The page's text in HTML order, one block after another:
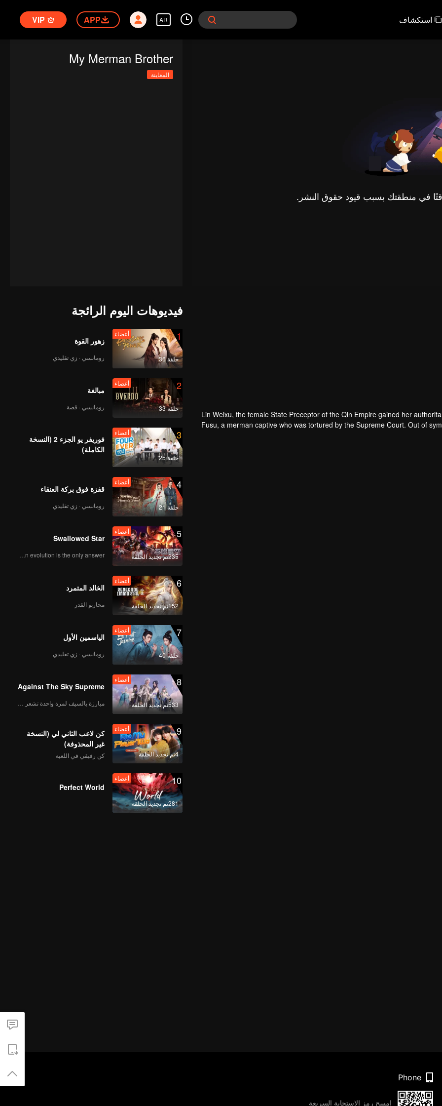
استكشاف AR
APP
VIP
في منطقتك بسبب قيود حقوق النشر.
My Merman Brother
المعاينة
Lin Weixu, the female State Preceptor of the Qin Empire gained her
Fusu, a merman captive who was tortured by the Supreme Court. Out of
unfolded a therapeutic and sweet journey. Together the couple uncovered
فيديوهات اليوم الرائجة
1
حلقة 36
أعضاء
زهور القوة
رومانسي · زي تقليدي
2
حلقة 33
أعضاء
مبالغة
رومانسي · قصة
3
حلقة 25
أعضاء
فوريفر يو الجزء 2 (النسخة
الكاملة)
4
حلقة 21
أعضاء
قفزة فوق بركة العنقاء
رومانسي · زي تقليدي
5
235تم تجديد الحلقة
أعضاء
Swallowed Star
Human evolution is the only answer.
6
152تم تجديد الحلقة
أعضاء
الخالد المتمرد
محاربو القدر
7
حلقة 40
أعضاء
الياسمين الأول
رومانسي · زي تقليدي
8
533تم تجديد الحلقة
أعضاء
Against The Sky Supreme
9
4تم تجديد الحلقة
أعضاء
كن لاعب الثاني لي (النسخة
غير المحذوفة)
كن رفيقي في اللعبة
10
281تم تجديد الحلقة
أعضاء
Perfect World
Phone
امسح رمز الاستجابة السريعة